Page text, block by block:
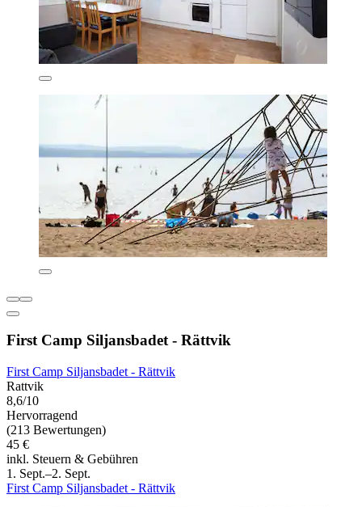
First Camp Siljansbadet - Rättvik
First Camp Siljansbadet - Rättvik
Rattvik
8,6/10
Hervorragend
(213 Bewertungen)
45 €
inkl. Steuern & Gebühren
1. Sept.–2. Sept.
First Camp Siljansbadet - Rättvik